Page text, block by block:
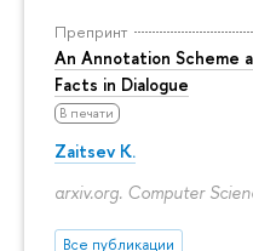
Препринт
An Annotation Scheme
Facts in Dialogue
В печати
Zaitsev K.
arxiv.org. Computer
Все публикации